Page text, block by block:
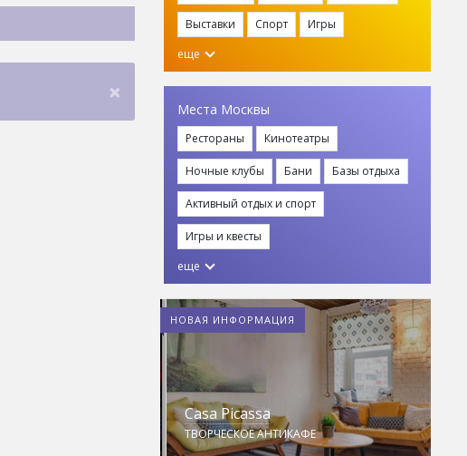
×
Выставки Спорт
Игры
еще
Места Москвы
Рестораны Кинотеатры
Ночные клубы Бани Базы отдыха
Активный отдых и спорт
Игры и квесты
еще
НОВАЯ ИНФОРМАЦИЯ
Casa Picassa
ТВОРЧЕСКОЕ АНТИКАФЕ